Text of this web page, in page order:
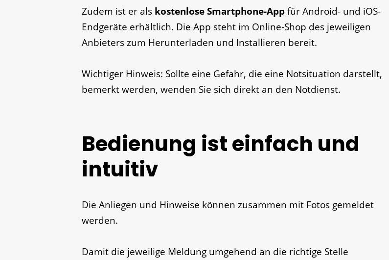
Zudem ist er als kostenlose Smartphone-Appfür Android- und iOS-
Endgeräte erhältlich. Die App steht im Online-Shop des jeweiligen
Anbieters zum Herunterladen und Installieren bereit.
Wichtiger Hinweis: Sollte eine Gefahr, die eine Notsituation darstellt,
bemerkt werden, wenden Sie sich direkt an den Notdienst.
Bedienung ist einfach und
intuitiv
Die Anliegen und Hinweise können zusammen mit Fotos gemeldet
werden.
Damit die jeweilige Meldung umgehend an die richtige Stelle